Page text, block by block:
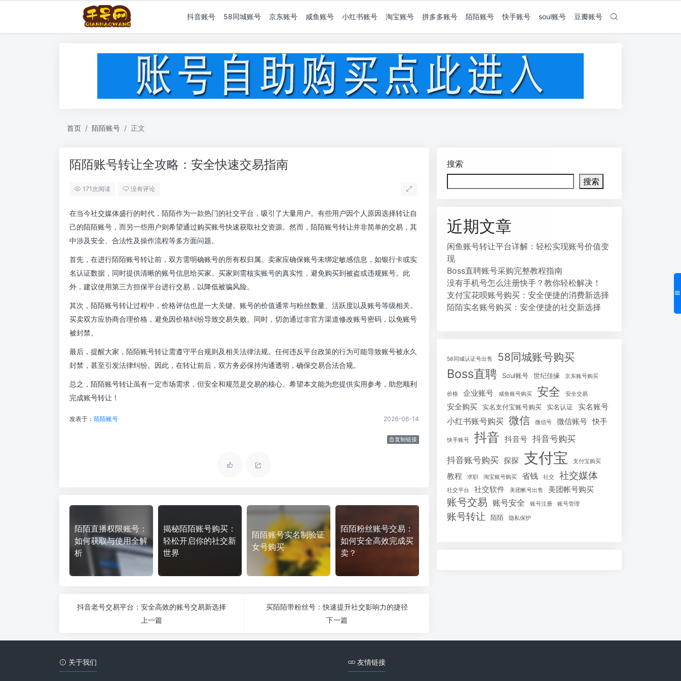
抖音账号 58同城账号 京东账号 咸鱼账号 小红书账号 淘宝账号 拼多多账号 陌陌账号 快手账号 soul账号 豆瓣账号
首页 陌陌账号 正文
陌陌账号转让全攻略：安全快速交易指南
171次阅读 没有评论
在当今社交媒体盛行的时代，陌陌作为一款热门的社交平台，吸引了大量用户。有些用户因个人原因选择转让自
己的陌陌账号，而另一些用户则希望通过购买账号快速获取社交资源。然而，陌陌账号转让并非简单的交易，其
中涉及安全、合法性及操作流程等多方面问题。
首先，在进行陌陌账号转让前，双方需明确账号的所有权归属。卖家应确保账号未绑定敏感信息，如银行卡或实
名认证数据，同时提供清晰的账号信息给买家。买家则需核实账号的真实性，避免购买到被盗或违规账号。此
外，建议使用第三方担保平台进行交易，以降低被骗风险。
其次，陌陌账号转让过程中，价格评估也是一大关键。账号的价值通常与粉丝数量、活跃度以及账号等级相关。
买卖双方应协商合理价格，避免因价格纠纷导致交易失败。同时，切勿通过非官方渠道修改账号密码，以免账号
被封禁。
最后，提醒大家，陌陌账号转让需遵守平台规则及相关法律法规。任何违反平台政策的行为可能导致账号被永久
封禁，甚至引发法律纠纷。因此，在转让前后，双方务必保持沟通透明，确保交易合法合规。
总之，陌陌账号转让虽有一定市场需求，但安全和规范是交易的核心。希望本文能为您提供实用参考，助您顺利
完成账号转让！
发表于： 陌陌账号 2026-06-14
复制链接
陌陌直播权限账号：
如何获取与使用全解
析
揭秘陌陌账号购买：
轻松开启你的社交新
世界
陌陌账号实名制验证
女号购买
陌陌粉丝账号交易：
如何安全高效完成买
卖？
抖音老号交易平台：安全高效的账号交易新选择
上一篇
买陌陌带粉丝号：快速提升社交影响力的捷径
下一篇
搜索
搜索
近期文章
闲鱼账号转让平台详解：轻松实现账号价值变
现
Boss直聘账号采购完整教程指南
没有手机号怎么注册快手？教你轻松解决！
支付宝花呗账号购买：安全便捷的消费新选择
陌陌实名账号购买：安全便捷的社交新选择
58同城认证号出售 58同城账号购买
Boss直聘 Soul账号 世纪佳缘 京东账号购买
价格 企业账号 咸鱼账号购买 安全 安全交易
安全购买 实名支付宝账号购买 实名认证 实名账号
小红书账号购买 微信 微信号 微信账号 快手
快手账号 抖音 抖音号 抖音号购买
抖音账号购买 探探 支付宝 支付宝购买
教程 求职 淘宝账号购买 省钱 社交 社交媒体
社交平台 社交软件 美团帐号出售 美团帐号购买
账号交易 账号安全 账号注册 账号管理
账号转让 陌陌 隐私保护
关于我们 友情链接